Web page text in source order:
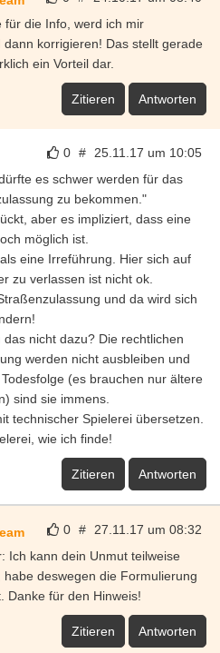
für die Info, werd ich mir
dann korrigieren! Das stellt gerade
ein Vorteil dar.
Zitieren Antworten
0 # 25.11.17 um 10:05
es schwer werden für das
zu bekommen."
aber es impliziert, dass eine
möglich ist.
eine Irreführung. Hier sich auf
zu verlassen ist nicht ok.
und da wird sich
nicht dazu? Die rechtlichen
werden nicht ausbleiben und
(es brauchen nur ältere
sind sie immens.
technischer Spielerei übersetzen.
wie ich finde!
Zitieren Antworten
0 # 27.11.17 um 08:32
Ich kann dein Unmut teilweise
habe deswegen die Formulierung
Danke für den Hinweis!
Zitieren Antworten